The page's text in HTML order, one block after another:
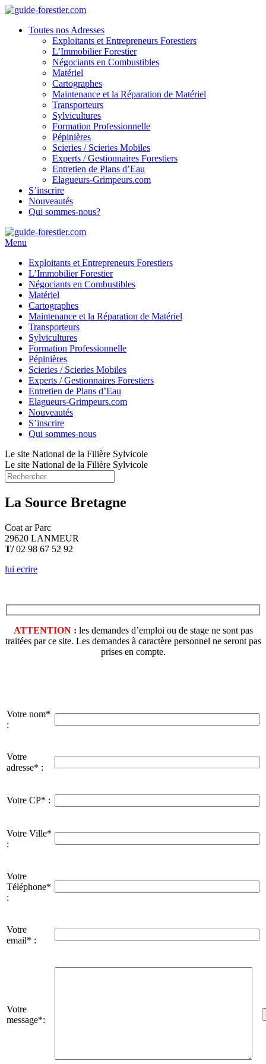
Toutes nos Adresses
Exploitants et Entrepreneurs Forestiers
L’Immobilier Forestier
Négociants en Combustibles
Matériel
Cartographes
Maintenance et la Réparation de Matériel
Transporteurs
Sylvicultures
Formation Professionnelle
Pépinières
Scieries / Scieries Mobiles
Experts / Gestionnaires Forestiers
Entretien de Plans d’Eau
Elagueurs-Grimpeurs.com
S’inscrire
Nouveautés
Qui sommes-nous?
Menu
Exploitants et Entrepreneurs Forestiers
L’Immobilier Forestier
Négociants en Combustibles
Matériel
Cartographes
Maintenance et la Réparation de Matériel
Transporteurs
Sylvicultures
Formation Professionnelle
Pépinières
Scieries / Scieries Mobiles
Experts / Gestionnaires Forestiers
Entretien de Plans d’Eau
Elagueurs-Grimpeurs.com
Nouveautés
S’inscrire
Qui sommes-nous
Le site National de la Filière Sylvicole
Le site National de la Filière Sylvicole
La Source Bretagne
Coat ar Parc
29620 LANMEUR
T/02 98 67 52 92
lui ecrire
ATTENTION : les demandes d’emploi ou de stage ne sont pas
traitées par ce site. Les demandes à caractère personnel ne seront pas
prises en compte.
Votre nom*
:
Votre
adresse* :
Votre CP* :
Votre Ville*
:
Votre
Téléphone*
:
Votre
email* :
Votre
message*: